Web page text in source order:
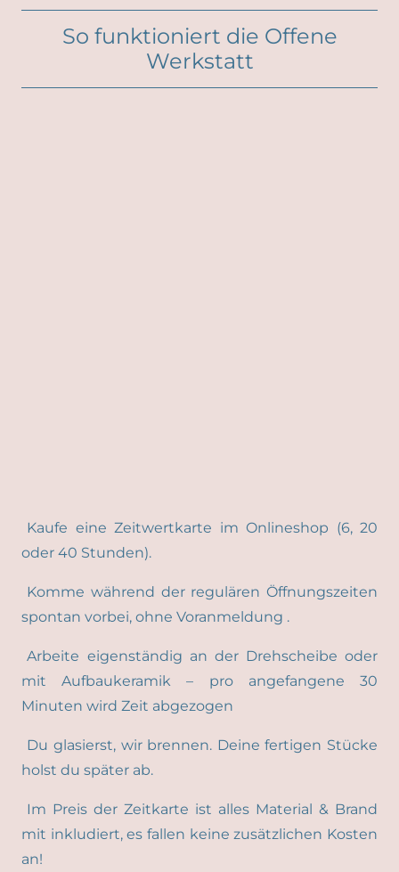
So funktioniert die Offene
Werkstatt
Kaufe eine Zeitwertkarte im Onlineshop (6, 20
oder 40 Stunden).
Komme während der regulären Öffnungszeiten
spontan vorbei, ohne Voranmeldung .
Arbeite eigenständig an der Drehscheibe oder
mit Aufbaukeramik – pro angefangene 30
Minuten wird Zeit abgezogen
Du glasierst, wir brennen. Deine fertigen Stücke
holst du später ab.
Im Preis der Zeitkarte ist alles Material & Brand
mit inkludiert, es fallen keine zusätzlichen Kosten
an!